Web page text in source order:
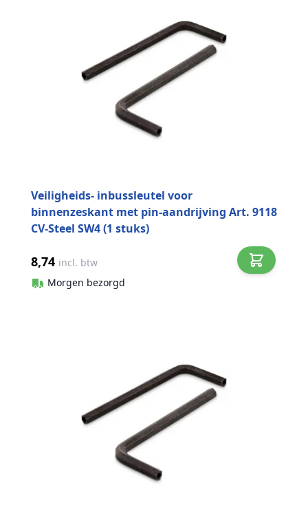
Veiligheids- inbussleutel voor
binnenzeskant met pin-aandrijving Art. 9118
CV-Steel SW4 (1 stuks)
8,74 incl. btw
Morgen bezorgd